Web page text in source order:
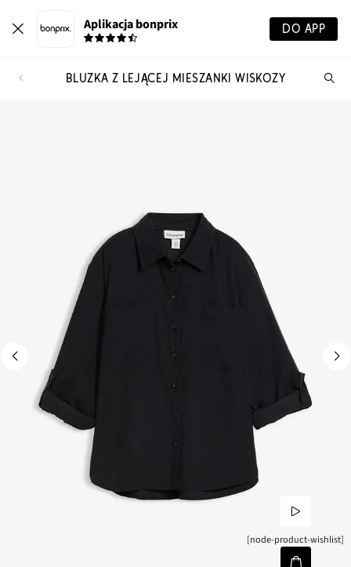
Aplikacja bonprix DO APP
BLUZKA Z LEJĄCEJ MIESZANKI WISKOZY
[node-product-wishlist]